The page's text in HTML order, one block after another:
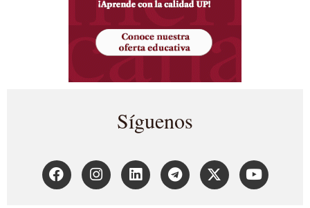
Síguenos